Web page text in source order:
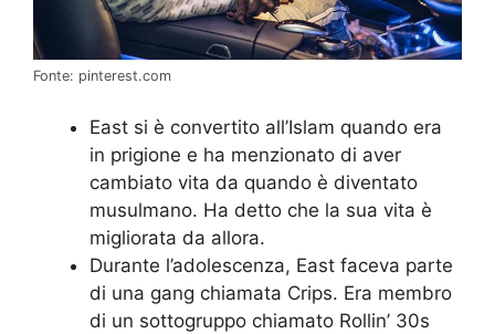
Fonte: pinterest.com
East si è convertito all’Islam quando era
in prigione e ha menzionato di aver
cambiato vita da quando è diventato
musulmano. Ha detto che la sua vita è
migliorata da allora.
Durante l’adolescenza, East faceva parte
di una gang chiamata Crips. Era membro
di un sottogruppo chiamato Rollin’ 30s